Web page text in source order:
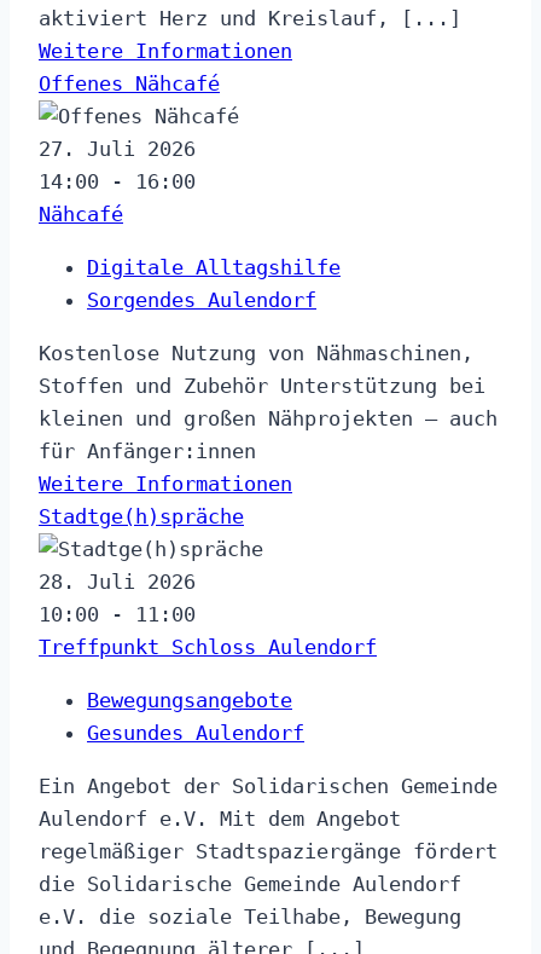
aktiviert Herz und Kreislauf, [...]
Weitere Informationen
Offenes Nähcafé
27. Juli 2026
14:00 - 16:00
Nähcafé
Digitale Alltagshilfe
Sorgendes Aulendorf
Kostenlose Nutzung von Nähmaschinen,
Stoffen und Zubehör Unterstützung bei
kleinen und großen Nähprojekten – auch
für Anfänger:innen
Weitere Informationen
Stadtge(h)spräche
28. Juli 2026
10:00 - 11:00
Treffpunkt Schloss Aulendorf
Bewegungsangebote
Gesundes Aulendorf
Ein Angebot der Solidarischen Gemeinde
Aulendorf e.V. Mit dem Angebot
regelmäßiger Stadtspaziergänge fördert
die Solidarische Gemeinde Aulendorf
e.V. die soziale Teilhabe, Bewegung